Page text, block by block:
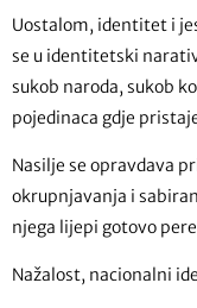
Uostalom, identitet i
se u identitetski
sukob naroda, sukob
pojedinaca gdje
Nasilje se opravdava
okrupnjavanja i
njega lijepi gotovo
Nažalost, nacionalni